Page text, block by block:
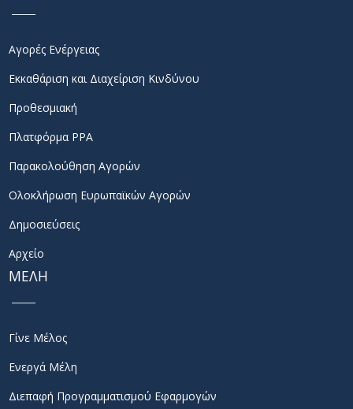
Αγορές Ενέργειας
Εκκαθάριση και Διαχείριση Κινδύνου
Προθεσμιακή
Πλατφόρμα PPA
Παρακολούθηση Αγορών
Ολοκλήρωση Ευρωπαϊκών Αγορών
Δημοσιεύσεις
Αρχείο
ΜΕΛΗ
Γίνε Μέλος
Ενεργά Μέλη
Διεπαφή Προγραμματισμού Εφαρμογών